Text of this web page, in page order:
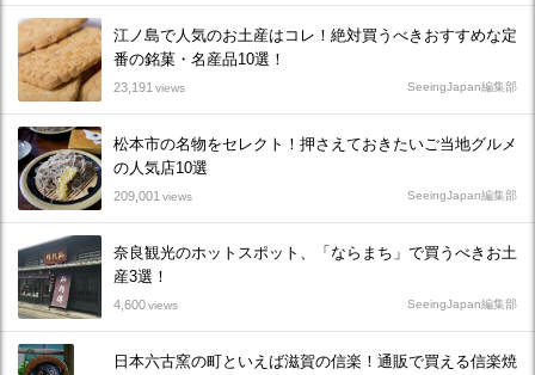
江ノ島で人気のお土産はコレ！絶対買うべきおすすめな定
番の銘菓・名産品10選！
23,191 views SeeingJapan編集部
松本市の名物をセレクト！押さえておきたいご当地グルメ
の人気店10選
209,001 views SeeingJapan編集部
奈良観光のホットスポット、「ならまち」で買うべきお土
産3選！
4,600views SeeingJapan編集部
日本六古窯の町といえば滋賀の信楽！通販で買える信楽焼